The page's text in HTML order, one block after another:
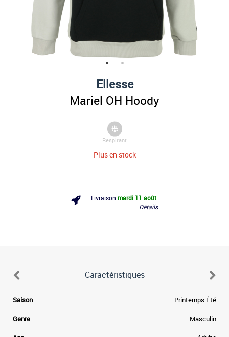
Ellesse
Mariel OH Hoody
Respirant
Plus en stock
Livraison mardi 11 août
Détails
Caractéristiques
Saison Printemps Été
Genre Masculin